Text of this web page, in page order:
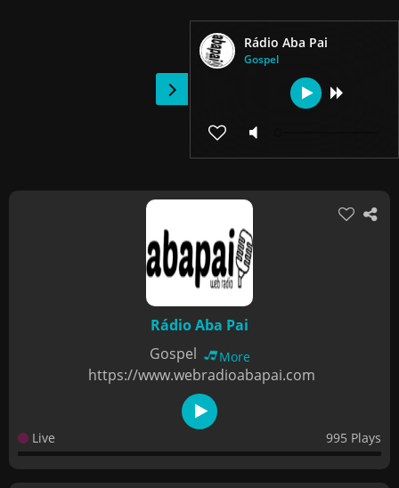
Rádio Aba Pai
Gospel
Rádio Aba Pai
Gospel
More
https://www.webradioabapai.com
Live 995 Plays